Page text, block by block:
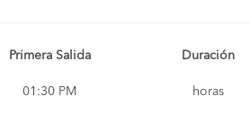
Primera Salida Duración
01:30 PM horas